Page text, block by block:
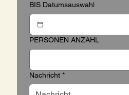
BIS Datumsauswahl
PERSONEN ANZAHL
Nachricht *